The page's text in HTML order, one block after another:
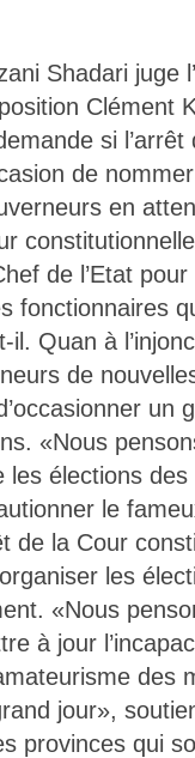
Shadari juge
Clément
si
de
en
de l’Etat
fonctionnaires
Quan à
de
un
«Nous
les élections
le
de la Cour
les
«Nous
à jour
des
jour»,
provinces qui